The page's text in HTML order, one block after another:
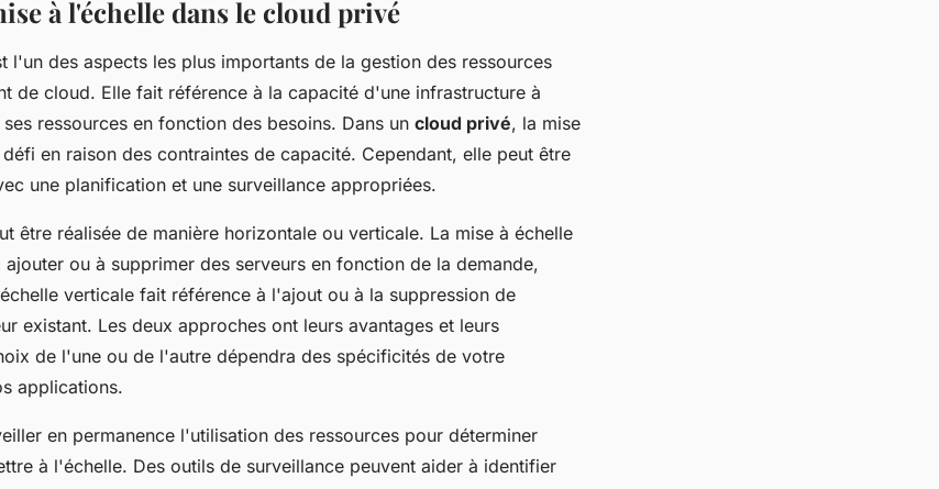
à l'échelle dans le cloud privé
l'un des aspects les plus importants de la gestion des ressources
de cloud. Elle fait référence à la capacité d'une infrastructure à
ressources en fonction des besoins. Dans un cloud privé, la mise
en raison des contraintes de capacité. Cependant, elle peut être
une planification et une surveillance appropriées.
être réalisée de manière horizontale ou verticale. La mise à échelle
ou à supprimer des serveurs en fonction de la demande,
verticale fait référence à l'ajout ou à la suppression de
existant. Les deux approches ont leurs avantages et leurs
de l'une ou de l'autre dépendra des spécificités de votre
applications.
en permanence l'utilisation des ressources pour déterminer
à l'échelle. Des outils de surveillance peuvent aider à identifier